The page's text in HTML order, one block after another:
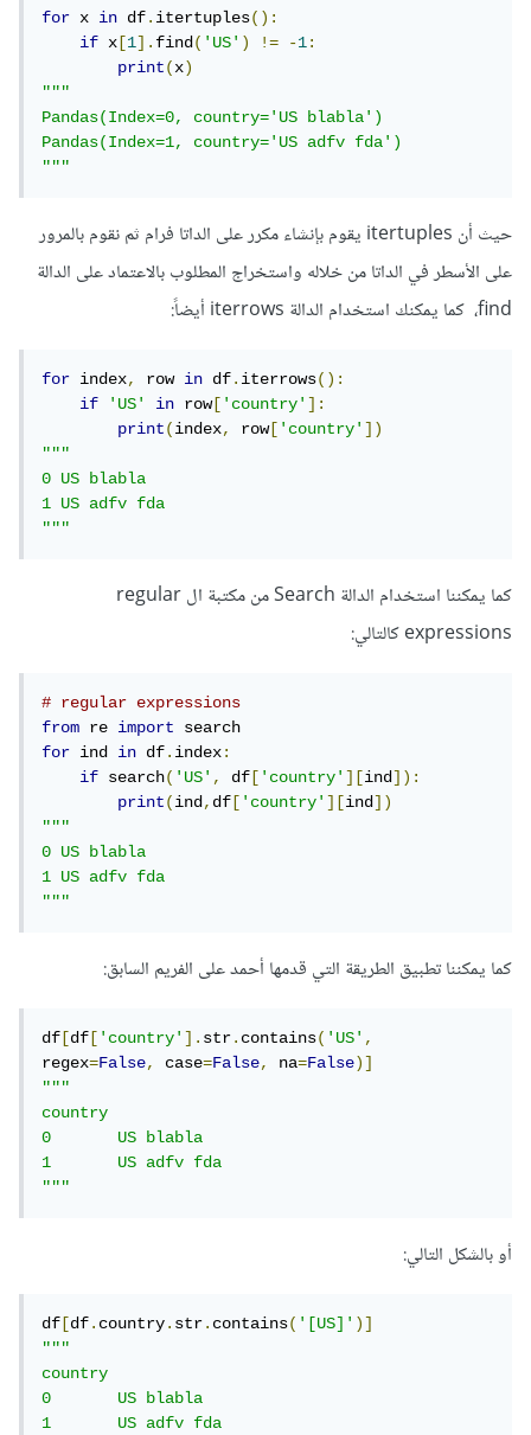
for x in df.itertuples():
if x [1].find('US') != -1:
print(x)
"""
Pandas(Index=0, country='US blabla')
Pandas(Index=1, country='US adfv fda')
"""
حيث أن itertuples يقوم بإنشاء مكرر على الداتا فرام ثم نقوم بالمرور
على الأسطر في الداتا من خلاله واستخراج المطلوب بالاعتماد على الدالة
find، كما يمكنك استخدام الدالة iterrows أيضاً:
for index, row in df.iterrows():
if
'US' in row['country']:
print(index, row['country'])
"""
0 US blabla
1 US adfv fda
"""
كما يمكننا استخدام الدالة Search من مكتبة ال regular
expressions كالتالي:
# regular expressions
from re import
for ind in df.index:
if search('US', df ['country'][ind]):
print(ind,df ['country'][ind])
"""
0 US blabla
1 US adfv fda
"""
كما يمكننا تطبيق الطريقة التي قدمها أحمد على الفريم السابق:
df [df ['country'].str.contains('US',
regex=False, case=False, na=False)]
"""
country
0 	US blabla
1 	US adfv fda
"""
أو بالشكل التالي:
df [df.country.str.contains('[US]')]
"""
country
0 	US blabla
1 	US adfv fda